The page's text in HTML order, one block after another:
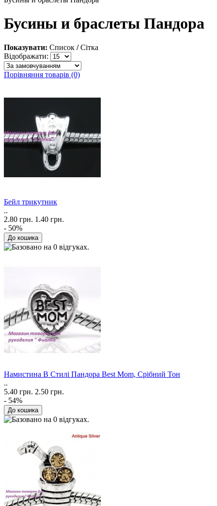
Бусины и браслеты Пандора
Показувати: Список / Сітка
Відображати:
Порівняння товарів (0)
Бейл трикутник
..
2.80 грн. 1.40 грн.
- 50%
Намистина В Стилі Пандора Best Mom, Срібний Тон
..
5.40 грн. 2.50 грн.
- 54%